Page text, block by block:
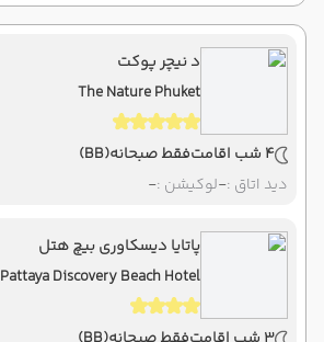
د نیچر پوکت
The Nature Phuket
4 شب اقامت فقط صبحانه(BB)
دید اتاق :-لوکیشن :-
پاتایا دیسکاوری بیچ هتل
Pattaya Discovery Beach Hotel